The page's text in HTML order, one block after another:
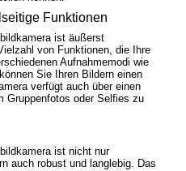
Funktionen
ist äußerst
von Funktionen, die Ihre
Aufnahmemodi wie
Sie Ihren Bildern einen
verfügt auch über einen
Gruppenfotos oder Selfies zu
ist nicht nur
auch robust und langlebig. Das